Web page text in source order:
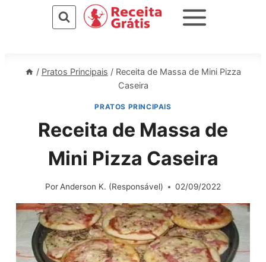
/ Pratos Principais / Receita de Massa de Mini Pizza
Caseira
PRATOS PRINCIPAIS
Receita de Massa de
Mini Pizza Caseira
PorAnderson K. (Responsável) 02/09/2022